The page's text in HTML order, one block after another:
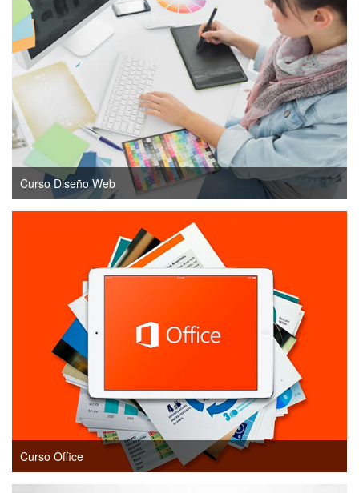
Curso Diseño Web
Curso Office